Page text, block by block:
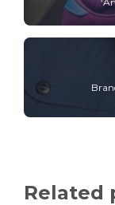
Related